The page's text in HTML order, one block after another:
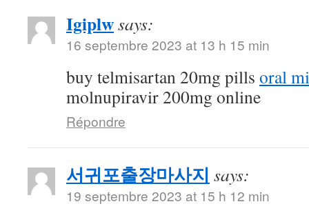
Igiplwsays:
16 septembre 2023 at 13 h 15 min
buy telmisartan 20mg pills oral
molnupiravir 200mg online
Répondre
서귀포출장마사지 says:
19 septembre 2023 at 15 h 12 min